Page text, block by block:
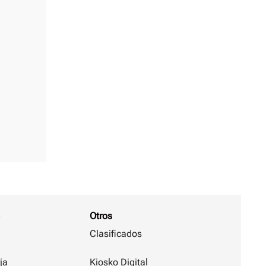
Otros
Clasificados
Kiosko Digital